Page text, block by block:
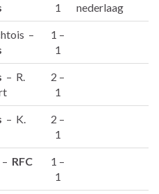
1
nederlaag
–
1 –
1
– R.
2 –
1
– K.
2 –
1
RFC
1 –
1